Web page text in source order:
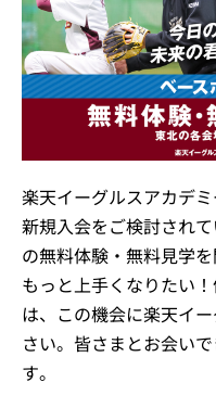
楽天イーグルスアカデ
新規入会をご検討され
の無料体験・無料見学を
もっと上手くなりたい
は、この機会に楽天イ
さい。皆さまとお会い
す。